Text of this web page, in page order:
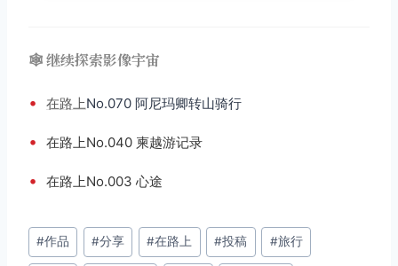
🕸️ 继续探索影像宇宙
• 在路上No.070 阿尼玛卿转山骑行
• 在路上No.040 柬越游记录
• 在路上No.003 心途
文
章
#作品 #分享 #在路上 #投稿 #旅行